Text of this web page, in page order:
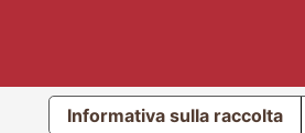
Informativa sulla raccolta